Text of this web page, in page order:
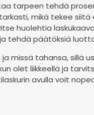
tarpeen tehdä
mikä tekee
huolehtia
tehdä päätöksiä
missä tahansa,
olet liikkeellä ja
avulla voit